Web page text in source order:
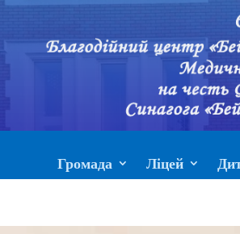
Громада Ліцей